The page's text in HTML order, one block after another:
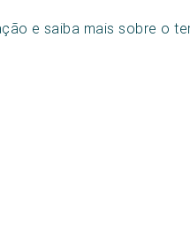
e saiba mais sobre o